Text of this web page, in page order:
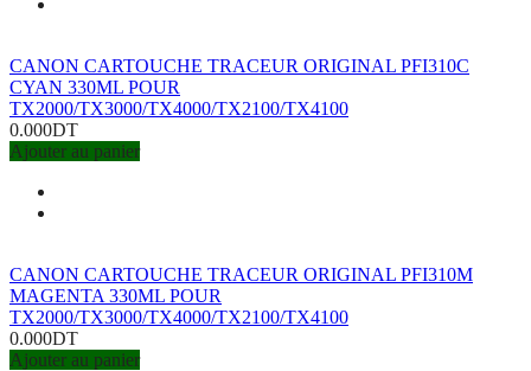
CANON CARTOUCHE TRACEUR ORIGINAL PFI310C
CYAN 330ML POUR
TX2000/TX3000/TX4000/TX2100/TX4100
0.000DT
Ajouter au panier
CANON CARTOUCHE TRACEUR ORIGINAL PFI310M
MAGENTA 330ML POUR
TX2000/TX3000/TX4000/TX2100/TX4100
0.000DT
Ajouter au panier